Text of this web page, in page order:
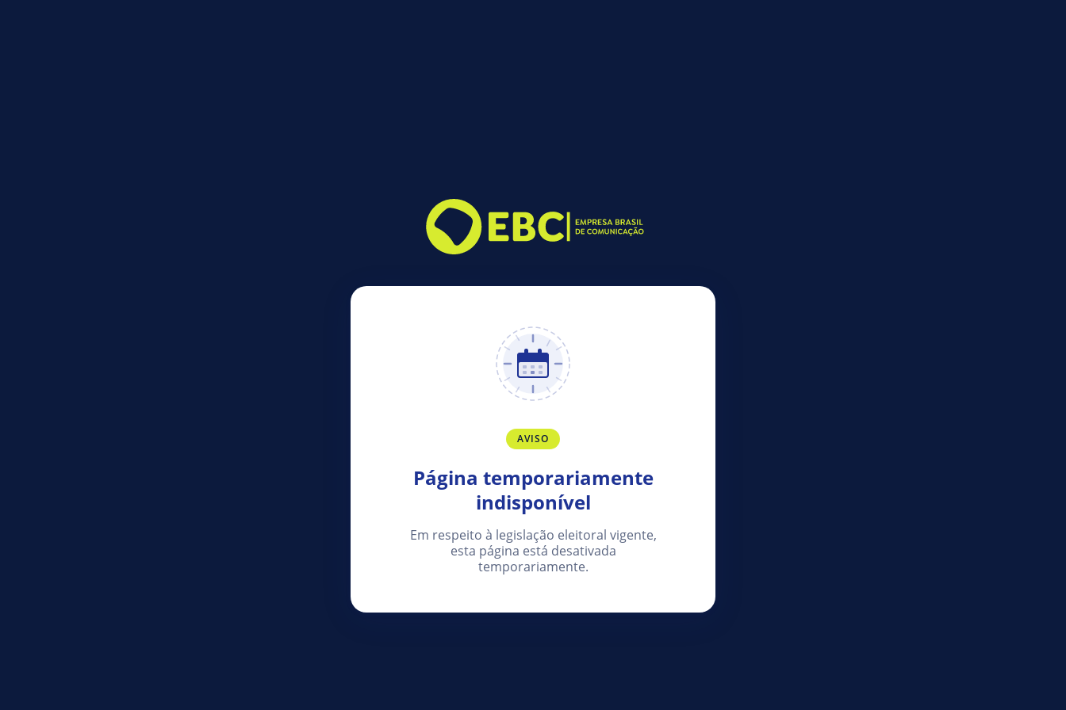
AVISO
Página temporariamente
indisponível
Em respeito à legislação eleitoral vigente,
esta página está desativada
temporariamente.